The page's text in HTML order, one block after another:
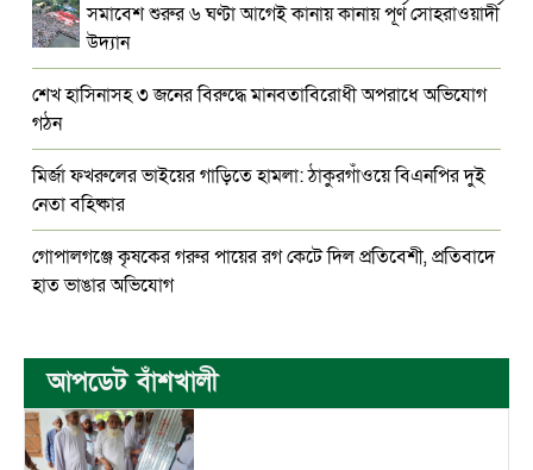
সমাবেশ শুরুর ৬ ঘণ্টা আগেই কানায় কানায় পূর্ণ সোহরাওয়ার্দী
উদ্যান
শেখ হাসিনাসহ ৩ জনের বিরুদ্ধে মানবতাবিরোধী অপরাধে অভিযোগ
গঠন
মির্জা ফখরুলের ভাইয়ের গাড়িতে হামলা: ঠাকুরগাঁওয়ে বিএনপির দুই
নেতা বহিষ্কার
গোপালগঞ্জে কৃষকের গরুর পায়ের রগ কেটে দিল প্রতিবেশী, প্রতিবাদে
হাত ভাঙার অভিযোগ
আপডেট বাঁশখালী